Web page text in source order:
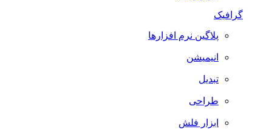
گرافیک
پلاگین نرم افزارها
انیمیشن
تبدیل
طراحی
ابزار فلش